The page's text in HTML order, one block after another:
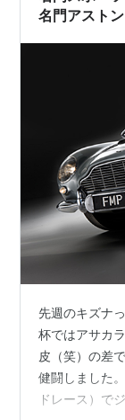
名門アスト
先週のキズナ
杯ではアサカ
皮（笑）の差
健闘しました
ドレース）で